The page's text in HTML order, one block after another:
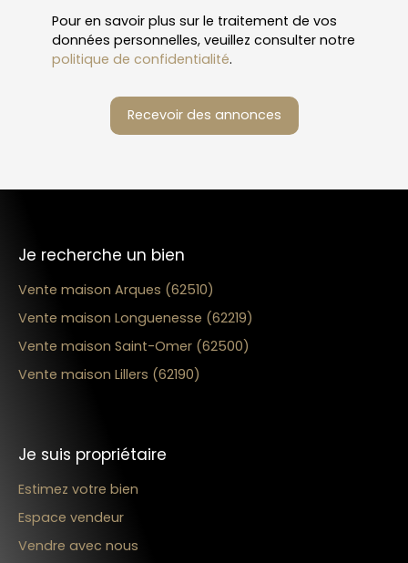
Pour en savoir plus sur le traitement de vos
données personnelles, veuillez consulter notre
politique de confidentialité.
Recevoir des annonces
Je recherche un bien
Vente maison Arques (62510)
Vente maison Longuenesse (62219)
Vente maison Saint-Omer (62500)
Vente maison Lillers (62190)
Je suis propriétaire
Estimez votre bien
Espace vendeur
Vendre avec nous